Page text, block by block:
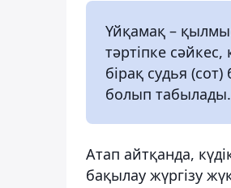
Үйқамақ –
тәртіпке
бірақ судья
болып табылады.
Атап айтқанда,
бақылау жүргізу